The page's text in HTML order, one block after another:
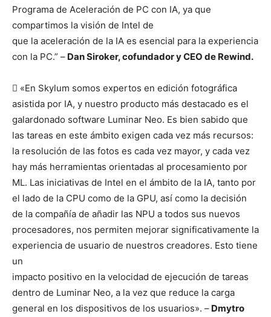
Programa de Aceleración de PC con IA, ya que
compartimos la visión de Intel de
que la aceleración de la IA es esencial para la experiencia
con la PC.” – Dan Siroker, cofundador y CEO de Rewind.
 «En Skylum somos expertos en edición fotográfica
asistida por IA, y nuestro producto más destacado es el
galardonado software Luminar Neo. Es bien sabido que
las tareas en este ámbito exigen cada vez más recursos:
la resolución de las fotos es cada vez mayor, y cada vez
hay más herramientas orientadas al procesamiento por
ML. Las iniciativas de Intel en el ámbito de la IA, tanto por
el lado de la CPU como de la GPU, así como la decisión
de la compañía de añadir las NPU a todos sus nuevos
procesadores, nos permiten mejorar significativamente la
experiencia de usuario de nuestros creadores. Esto tiene
un
impacto positivo en la velocidad de ejecución de tareas
dentro de Luminar Neo, a la vez que reduce la carga
general en los dispositivos de los usuarios». – Dmytro